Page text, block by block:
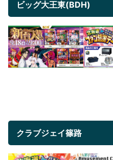
ビッグ大王東(BDH)
クラブジェイ篠路